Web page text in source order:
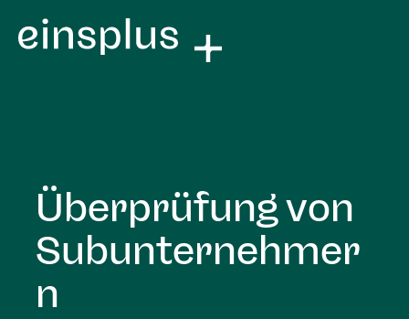
Überprüfung von
Subunternehmer
n